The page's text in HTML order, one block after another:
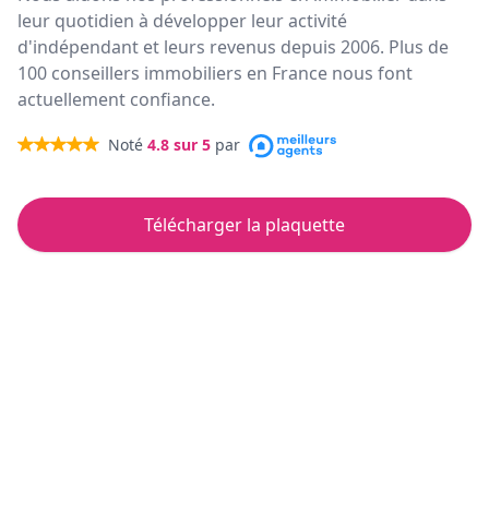
leur quotidien à développer leur activité
d'indépendant et leurs revenus depuis 2006. Plus de
100 conseillers immobiliers en France nous font
actuellement confiance.
Noté 4.8 sur 5 par
Télécharger la plaquette